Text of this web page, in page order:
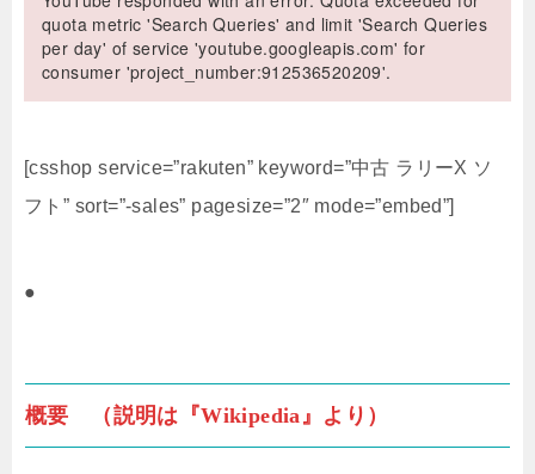
quota metric 'Search Queries' and limit 'Search Queries
per day' of service 'youtube.googleapis.com' for
consumer 'project_number:912536520209'.
[csshop service=”rakuten” keyword=”中古 ラリーX ソ
フト” sort=”-sales” pagesize=”2″ mode=”embed”]
●
概要 （説明は『Wikipedia』より）